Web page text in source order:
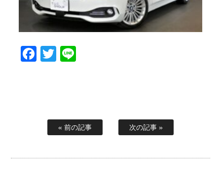
Facebook
Twitter
« 前の記事 次の記事 »